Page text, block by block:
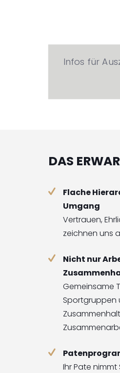
Infos für
DAS
Flache
Umgang
Vertrauen,
zeichnen uns
Nicht nur
Gemeinsame
Sportgruppen
Ihr Pate nimmt